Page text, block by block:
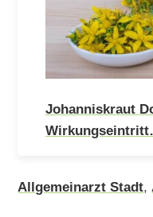
Johanniskraut
Allgemeinarzt Stadt,